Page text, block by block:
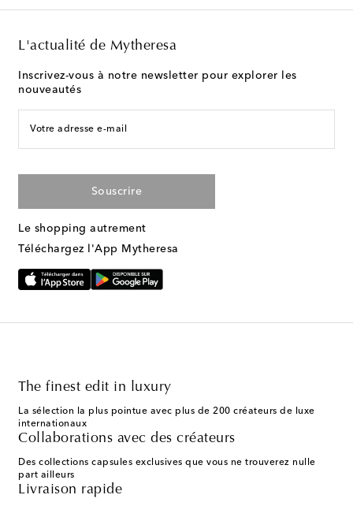
L'actualité de Mytheresa
Inscrivez-vous à notre newsletter pour explorer les
nouveautés
Votre adresse e-mail
Souscrire
Le shopping autrement
Téléchargez l'App Mytheresa
The finest edit in luxury
La sélection la plus pointue avec plus de 200 créateurs de luxe
internationaux
Collaborations avec des créateurs
Des collections capsules exclusives que vous ne trouverez nulle
part ailleurs
Livraison rapide